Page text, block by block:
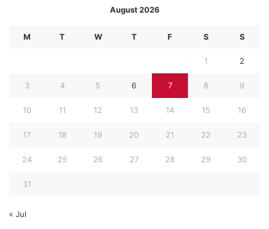
August 2026
M T W T F S S
1 2
3 4 5 6 7 8 9
10 11 12 13 14 15 16
17 18 19 20 21 22 23
24 25 26 27 28 29 30
31
« Jul